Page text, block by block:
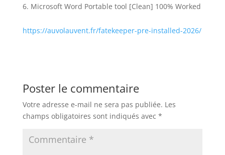
Microsoft Word Portable tool [Clean] 100% Worked
https://auvolauvent.fr/fatekeeper-pre-installed-2026/
Poster le commentaire
Votre adresse e-mail ne sera pas publiée. Les
champs obligatoires sont indiqués avec *